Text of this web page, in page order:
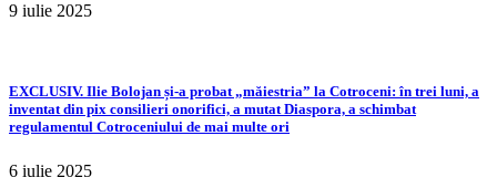
9 iulie 2025
EXCLUSIV. Ilie Bolojan și-a probat „măiestria” la Cotroceni: în trei luni, a
inventat din pix consilieri onorifici, a mutat Diaspora, a schimbat
regulamentul Cotroceniului de mai multe ori
6 iulie 2025